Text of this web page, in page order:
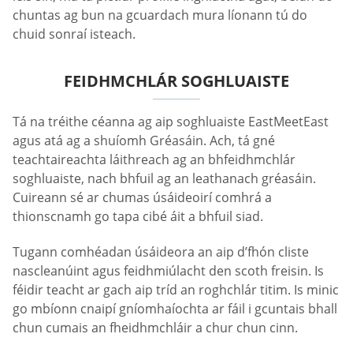
chuntas ag bun na gcuardach mura líonann tú do
chuid sonraí isteach.
FEIDHMCHLÁR SOGHLUAISTE
Tá na tréithe céanna ag aip soghluaiste EastMeetEast
agus atá ag a shuíomh Gréasáin. Ach, tá gné
teachtaireachta láithreach ag an bhfeidhmchlár
soghluaiste, nach bhfuil ag an leathanach gréasáin.
Cuireann sé ar chumas úsáideoirí comhrá a
thionscnamh go tapa cibé áit a bhfuil siad.
Tugann comhéadan úsáideora an aip d’fhón cliste
nascleanúint agus feidhmiúlacht den scoth freisin. Is
féidir teacht ar gach aip tríd an roghchlár titim. Is minic
go mbíonn cnaipí gníomhaíochta ar fáil i gcuntais bhall
chun cumais an fheidhmchláir a chur chun cinn.